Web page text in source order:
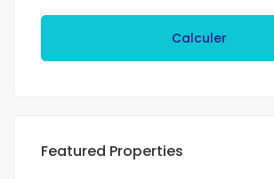
Calculer
Featured Properties